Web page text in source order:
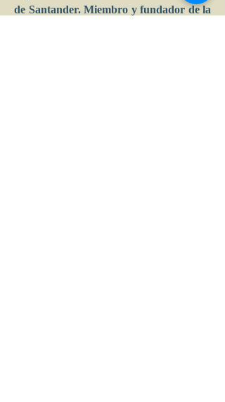
de Santander. Miembro y fundador de la